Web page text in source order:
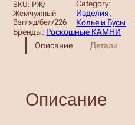
SKU: РЖ/
Жемчужный
Взгляд/бел/226
Category:
Изделия
Колье и Бусы
Бренды: Роскошные КАМНИ
Описание
Детали
Описание